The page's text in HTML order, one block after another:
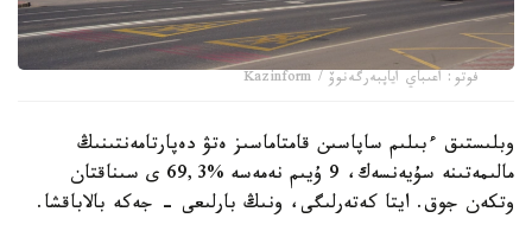
فوتو: اعىباي اياپبەرگەنوۆ / Kazinform
وبلىستىق ءبىلىم ساپاسىن قامتاماسىز ەتۋ دەپارتامەنتىنىڭ
مالىمەتىنە سۇيەنسەك، 9 ۇيىم نەمەسە %69,3 ى سىناقتان
وتكەن جوق. ايتا كەتەرلىگى، ونىڭ بارلىعى - جەكە بالاباقشا.